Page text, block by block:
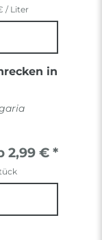
/ Liter
in
2,99 € *